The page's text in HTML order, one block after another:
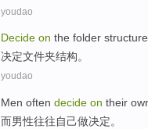
youdao
Decide on the folder structure
决定文件夹结构。
youdao
Men often decide on their
而男性往往自己做决定。